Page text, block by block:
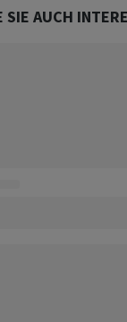
SIE AUCH